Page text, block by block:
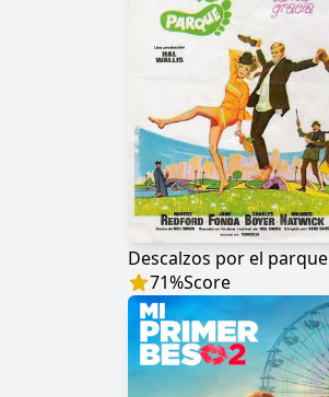
Descalzos por el parque
71%Score